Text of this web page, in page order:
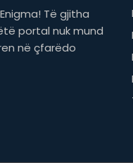
Të gjitha
portal nuk mund
në çfarëdo